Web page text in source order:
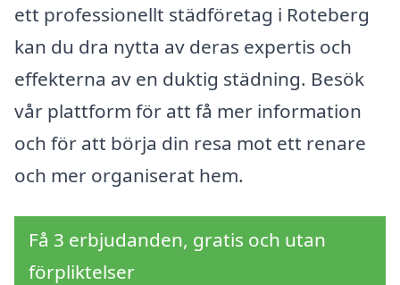
ett professionellt städföretag i Roteberg
kan du dra nytta av deras expertis och
effekterna av en duktig städning. Besök
vår plattform för att få mer information
och för att börja din resa mot ett renare
och mer organiserat hem.
Få 3 erbjudanden, gratis och utan
förpliktelser